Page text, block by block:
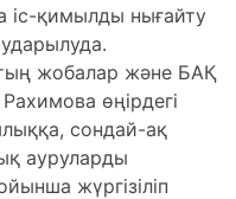
іс-қимылды нығайту
жобалар және БАҚ
өңірдегі
сондай-ақ
ауруларды
жүргізіліп